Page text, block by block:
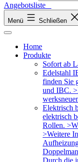
Angebotsliste
Menü Schließen
Home
Produkte
Sofort ab
Edelstahl
finden Sie
und IBC.
Elektrisch
elektrisch
Rollen.
>Weitere
Durch die